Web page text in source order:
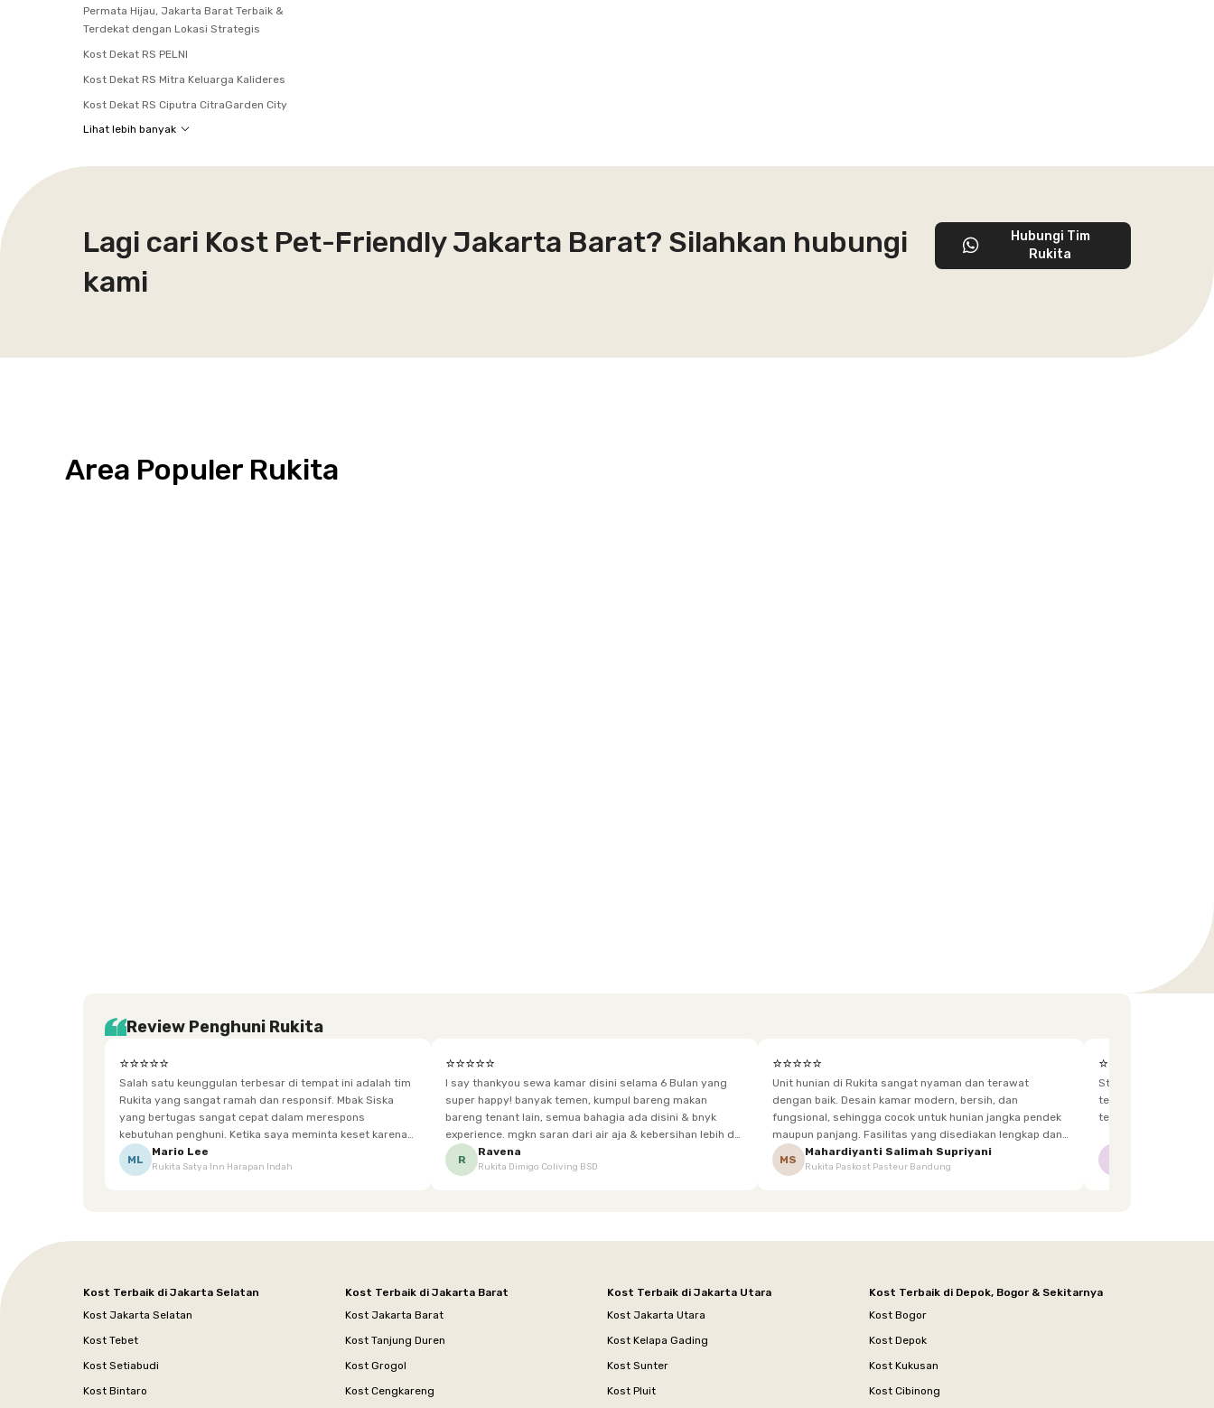
Permata Hijau, Jakarta Barat Terbaik &
Terdekat dengan Lokasi Strategis
Kost Dekat RS PELNI
Kost Dekat RS Mitra Keluarga Kalideres
Kost Dekat RS Ciputra CitraGarden City
Lihat lebih banyak
Lagi cari Kost Pet-Friendly Jakarta Barat? Silahkan hubungi
kami
Hubungi Tim
Rukita
Area Populer Rukita
Review Penghuni Rukita
⭐⭐⭐⭐⭐
Salah satu keunggulan terbesar di tempat ini adalah tim
Rukita yang sangat ramah dan responsif. Mbak Siska
yang bertugas sangat cepat dalam merespons
kebutuhan penghuni. Ketika saya meminta keset karena
sempat terpeleset, permintaan tersebut langsung
dipenuhi dengan cepat. Terima kasih Mbak Siska.
ML
Mario Lee
Rukita Satya Inn Harapan Indah
⭐⭐⭐⭐⭐
I say thankyou sewa kamar disini selama 6 Bulan yang
super happy! banyak temen, kumpul bareng makan
bareng tenant lain, semua bahagia ada disini & bnyk
experience. mgkn saran dari air aja & kebersihan lebih di
tingkatkan lagi. but, I love Rukita
R
Ravena
Rukita Dimigo Coliving BSD
⭐⭐⭐⭐⭐
Unit hunian di Rukita sangat nyaman dan terawat
dengan baik. Desain kamar modern, bersih, dan
fungsional, sehingga cocok untuk hunian jangka pendek
maupun panjang. Fasilitas yang disediakan lengkap dan
sesuai dengan kebutuhan penghuni, mulai dari furnitur,
area bersama, hingga akses yang mudah.
MS
Mahardiyanti Salimah Supriyani
Rukita Paskost Pasteur Bandung
⭐⭐⭐⭐⭐
Staff yg menjaga
terkadang lupa bawa kunci, dan sangat fast response.
Kost Terbaik di Jakarta Selatan
Kost Jakarta Selatan
Kost Tebet
Kost Setiabudi
Kost Bintaro
Kost Terbaik di Jakarta Barat
Kost Jakarta Barat
Kost Tanjung Duren
Kost Grogol
Kost Cengkareng
Kost Terbaik di Jakarta Utara
Kost Jakarta Utara
Kost Kelapa Gading
Kost Sunter
Kost Pluit
Kost Terbaik di Depok, Bogor & Sekitarnya
Kost Bogor
Kost Depok
Kost Kukusan
Kost Cibinong